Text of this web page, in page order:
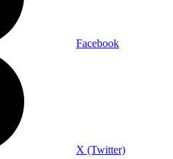
Facebook
X (Twitter)